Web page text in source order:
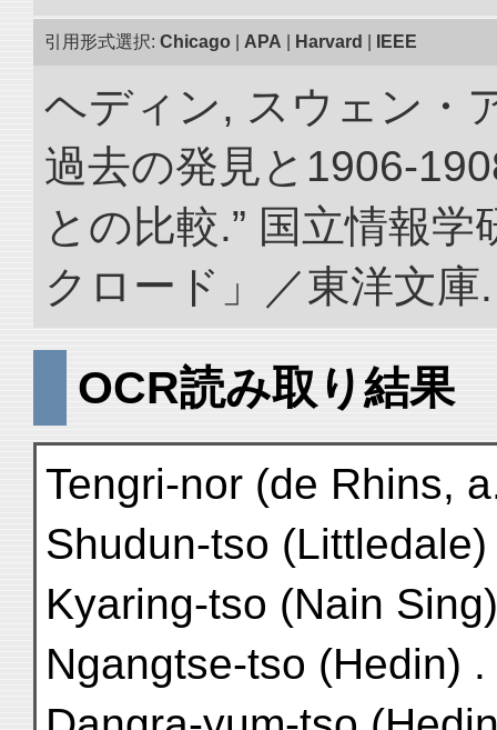
引用形式選択: Chicago APA Harvard IEEE
ヘディン, スウェン・
過去の発見と1906-
との比較.” 国立情報
クロード」／東洋文
OCR読み取り結果
Tengri-nor (de Rhins,
Shudun-tso
Kyaring-tso (Nain
Ngangtse-tso (Hedin)